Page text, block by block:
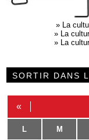
» La
» La
» La
SORTIR DANS
«
L M